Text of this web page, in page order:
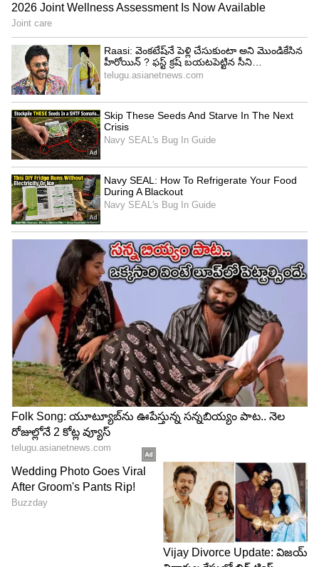
ఎపిసోడ్ లో నబిల్ ను సేవ్ చేసిన నాగ్.. మణికంఠను
అసలు ఈ లిస్ట్ లోనే తీసుకోలేదు. దాంతో ఏం జరుగుతుందా
అని అంతా ఉత్కంఠగా ఎదరు చూస్తున్నారు. అయిన
మణికంఠ తనను తాను గట్టిగా డిఫెన్స్
చసుకోలేకపోతున్నాడు. అలా చేసుకోగలిగితే.. అందరికంటే
తాను నెంబర్ వన్ అవుతాడు.
యష్మి.. విష్ణు ప్రియను కూడా వదలని నాగ్..
ఇక ఈ క్రమంలోనే వారితో పాటే యష్మికి కూడా గట్టిగానే
క్లాస్ పడింది. సోనియా విషయంలో యష్మిపై మంచి
అభిప్రాయం వ్యక్తం చేసిన నాగార్జున.. మణికంఠ విషయంలో
యష్మి కామెంట్స్ ను వీడియో వేసి మరీ పరువు తీశాడు.
తాను చేసిన తప్పుకు.. తప్పుడు మాటలకు మణి ఎంత
బాధపడి ఉంటాడు అని నాగ్ గట్టిగా మందలిచాడు.
ఇక విష్ణు ప్రియ కూడా నోరు జారి చేసిన కామెంట్స్ కు